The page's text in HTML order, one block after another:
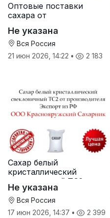
Оптовые поставки
сахара от
Хохольский сахарный
комбинат
Не указана
Вся Россия
21 июн 2026, 14:22 • 2 183
Сахар белый
кристаллический
свекловичный ТС2 от
производителя
Не указана
Вся Россия
17 июн 2026, 14:37 • 2 399